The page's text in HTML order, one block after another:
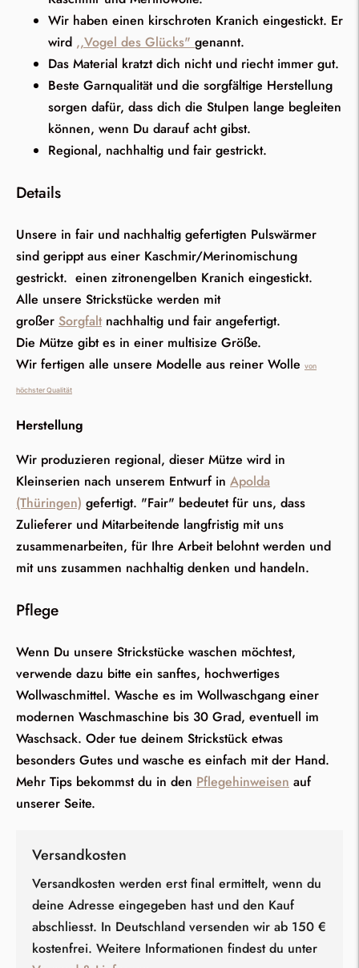
Wir haben einen kirschroten Kranich eingestickt. Er
wird ,,Vogel des Glücks" genannt.
Das Material kratzt dich nicht und riecht immer gut.
Beste Garnqualität und die sorgfältige Herstellung
sorgen dafür, dass dich die Stulpen lange begleiten
können, wenn Du darauf acht gibst.
Regional, nachhaltig und fair gestrickt.
Details
Unsere in fair und nachhaltig gefertigten Pulswärmer
sind gerippt aus einer Kaschmir/Merinomischung
gestrickt. einen zitronengelben Kranich eingestickt.
Alle unsere Strickstücke werden mit
großer Sorgfaltnachhaltig und fair angefertigt.
Die Mütze gibt es in einer multisize Größe.
Wir fertigen alle unsere Modelle aus reiner Wolle von
höchster Qualität
Herstellung
Wir produzieren regional, dieser Mütze wird in
Kleinserien nach unserem Entwurf in Apolda
(Thüringen) gefertigt. "Fair" bedeutet für uns, dass
Zulieferer und Mitarbeitende langfristig mit uns
zusammenarbeiten, für Ihre Arbeit belohnt werden und
mit uns zusammen nachhaltig denken und handeln.
Pflege
Wenn Du unsere Strickstücke waschen möchtest,
verwende dazu bitte ein sanftes, hochwertiges
Wollwaschmittel. Wasche es im Wollwaschgang einer
modernen Waschmaschine bis 30 Grad, eventuell im
Waschsack. Oder tue deinem Strickstück etwas
besonders Gutes und wasche es einfach mit der Hand.
Mehr Tips bekommst du in den Pflegehinweisen auf
unserer Seite.
Versandkosten
Versandkosten werden erst final ermittelt, wenn du
deine Adresse eingegeben hast und den Kauf
abschliesst. In Deutschland versenden wir ab 150 €
kostenfrei. Weitere Informationen findest du unter